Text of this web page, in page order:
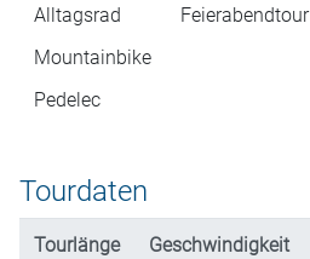
Alltagsrad
Mountainbike
Pedelec
Feierabendtour
Tourdaten
Tourlänge Geschwindigkeit